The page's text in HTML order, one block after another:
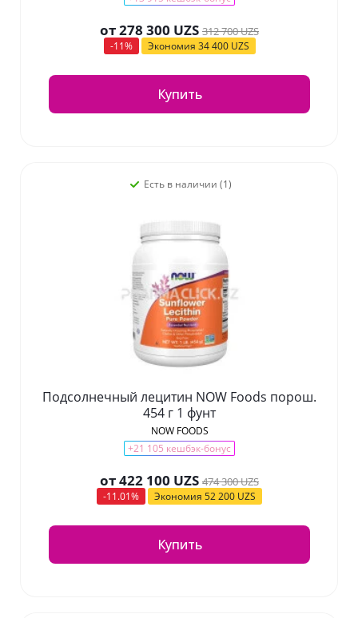
от278 300 UZS 312 700 UZS
-11% Экономия 34 400 UZS
Купить
Есть в наличии (1)
Подсолнечный лецитин NOW Foods порош.
454 г 1 фунт
NOW FOODS
+21 105 кешбэк-бонус
от422 100 UZS 474 300 UZS
-11.01% Экономия 52 200 UZS
Купить